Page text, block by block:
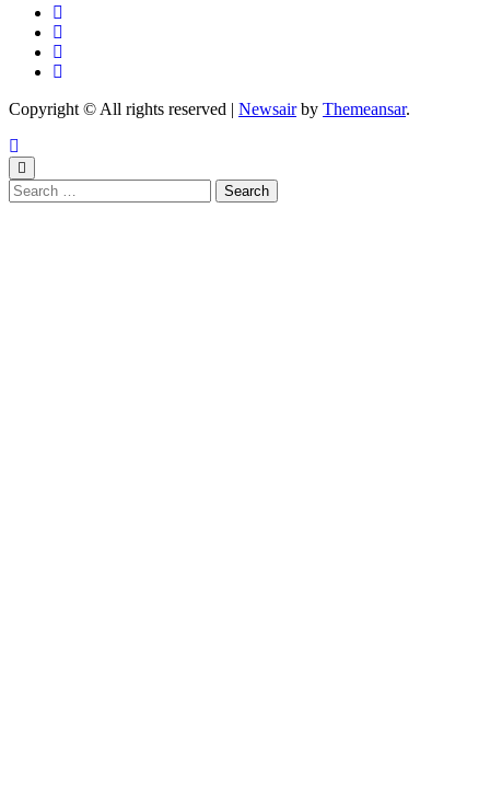
Copyright © All rights reserved | Newsairby Themeansar.
Search
for: